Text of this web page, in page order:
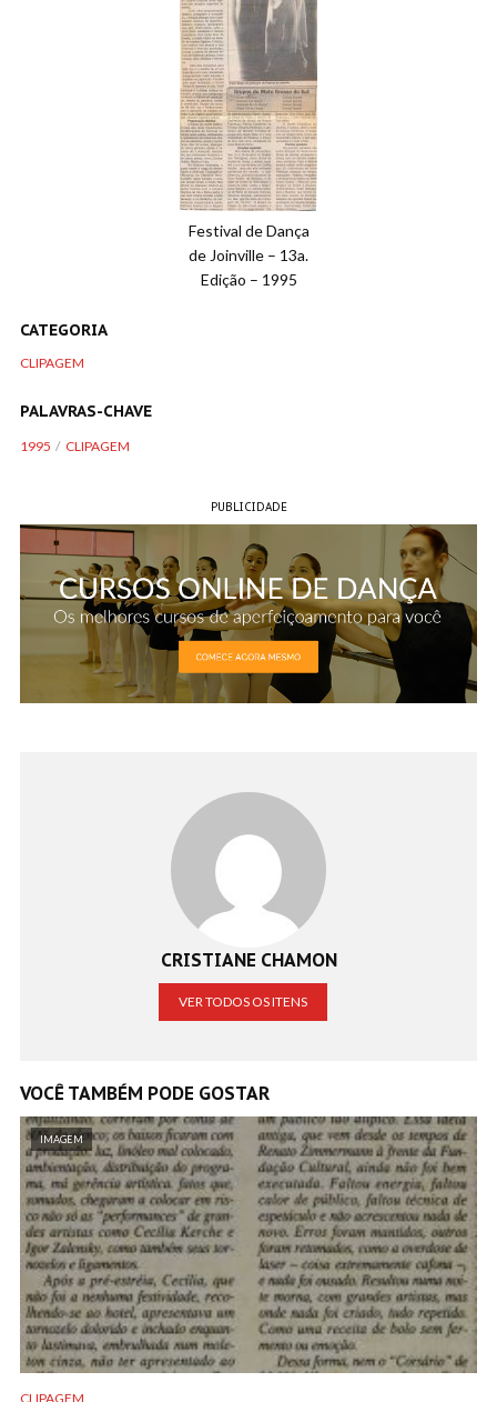
Festival de Dança
de Joinville – 13a.
Edição – 1995
CATEGORIA
CLIPAGEM
PALAVRAS-CHAVE
1995 CLIPAGEM
PUBLICIDADE
CRISTIANE CHAMON
VER TODOS OS ITENS
VOCÊ TAMBÉM PODE GOSTAR
IMAGEM
CLIPAGEM